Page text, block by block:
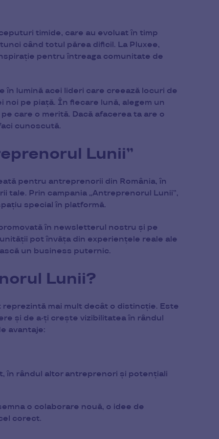
timide, care au evoluat în timp
când totul părea dificil. La Pluxee,
pentru întreaga comunitate de
în lumină acei lideri care creează locuri de
noi pe piață. În fiecare lună, alegem un
care o merită. Dacă afacerea ta are o
cunoscută.
Lunii”
pentru antreprenorii din România, în
Prin campania „Antreprenorul Lunii”,
special în platformă.
în newsletterul nostru și pe
pot învăța din experiențele reale ale
un business puternic.
Lunii?
mai mult decât o distincție. Este
și de a-ți crește vizibilitatea în rândul
avantaje:
în rândul altor antreprenori și potențiali
o colaborare nouă, o idee de
corect.